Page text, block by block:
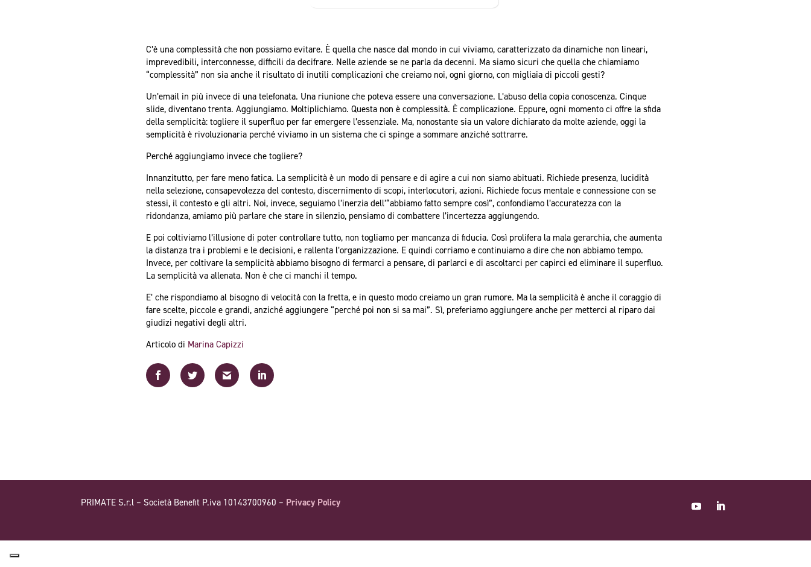
C’è una complessità che non possiamo evitare. È quella che nasce dal mondo in cui viviamo, caratterizzato da dinamiche non lineari,
imprevedibili, interconnesse, difficili da decifrare. Nelle aziende se ne parla da decenni. Ma siamo sicuri che quella che chiamiamo
“complessità” non sia anche il risultato di inutili complicazioni che creiamo noi, ogni giorno, con migliaia di piccoli gesti?
Un’email in più invece di una telefonata. Una riunione che poteva essere una conversazione. L’abuso della copia conoscenza. Cinque
slide, diventano trenta. Aggiungiamo. Moltiplichiamo. Questa non è complessità. È complicazione. Eppure, ogni momento ci offre la sfida
della semplicità: togliere il superfluo per far emergere l’essenziale. Ma, nonostante sia un valore dichiarato da molte aziende, oggi la
semplicità è rivoluzionaria perché viviamo in un sistema che ci spinge a sommare anziché sottrarre.
Perché aggiungiamo invece che togliere?
Innanzitutto, per fare meno fatica. La semplicità è un modo di pensare e di agire a cui non siamo abituati. Richiede presenza, lucidità
nella selezione, consapevolezza del contesto, discernimento di scopi, interlocutori, azioni. Richiede focus mentale e connessione con se
stessi, il contesto e gli altri. Noi, invece, seguiamo l’inerzia dell’“abbiamo fatto sempre così”, confondiamo l’accuratezza con la
ridondanza, amiamo più parlare che stare in silenzio, pensiamo di combattere l’incertezza aggiungendo.
E poi coltiviamo l’illusione di poter controllare tutto, non togliamo per mancanza di fiducia. Così prolifera la mala gerarchia, che aumenta
la distanza tra i problemi e le decisioni, e rallenta l’organizzazione. E quindi corriamo e continuiamo a dire che non abbiamo tempo.
Invece, per coltivare la semplicità abbiamo bisogno di fermarci a pensare, di parlarci e di ascoltarci per capirci ed eliminare il superfluo.
La semplicità va allenata. Non è che ci manchi il tempo.
E’ che rispondiamo al bisogno di velocità con la fretta, e in questo modo creiamo un gran rumore. Ma la semplicità è anche il coraggio di
fare scelte, piccole e grandi, anziché aggiungere “perché poi non si sa mai”. Sì, preferiamo aggiungere anche per metterci al riparo dai
giudizi negativi degli altri.
Articolo di Marina Capizzi
PRIMATE S.r.l – Società Benefit P.iva 10143700960 – Privacy Policy